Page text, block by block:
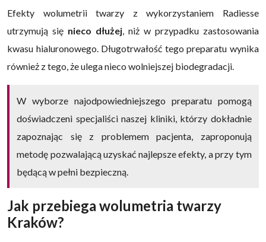
Efekty wolumetrii twarzy z wykorzystaniem Radiesse
utrzymują się nieco dłużej , niż w przypadku zastosowania
kwasu hialuronowego. Długotrwałość tego preparatu wynika
również z tego, że ulega nieco wolniejszej biodegradacji.
W wyborze najodpowiedniejszego preparatu pomogą
doświadczeni specjaliści naszej kliniki, którzy dokładnie
zapoznając się z problemem pacjenta, zaproponują
metodę pozwalającą uzyskać najlepsze efekty, a przy tym
będącą w pełni bezpieczną.
Jak przebiega wolumetria twarzy
Kraków?